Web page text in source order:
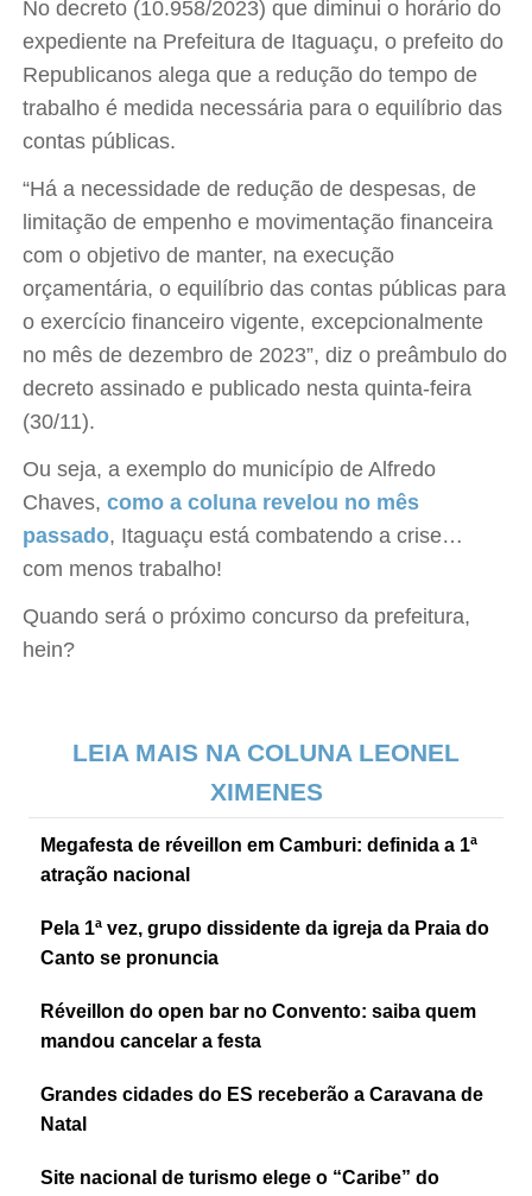
No decreto (10.958/2023) que diminui o horário do
expediente na Prefeitura de Itaguaçu, o prefeito do
Republicanos alega que a redução do tempo de
trabalho é medida necessária para o equilíbrio das
contas públicas.
“Há a necessidade de redução de despesas, de
limitação de empenho e movimentação financeira
com o objetivo de manter, na execução
orçamentária, o equilíbrio das contas públicas para
o exercício financeiro vigente, excepcionalmente
no mês de dezembro de 2023”, diz o preâmbulo do
decreto assinado e publicado nesta quinta-feira
(30/11).
Ou seja, a exemplo do município de Alfredo
Chaves,como a coluna revelou no mês
passado, Itaguaçu está combatendo a crise…
com menos trabalho!
Quando será o próximo concurso da prefeitura,
hein?
LEIA MAIS NA COLUNA LEONEL
XIMENES
Megafesta de réveillon em Camburi: definida a 1ª
atração nacional
Pela 1ª vez, grupo dissidente da igreja da Praia do
Canto se pronuncia
Réveillon do open bar no Convento: saiba quem
mandou cancelar a festa
Grandes cidades do ES receberão a Caravana de
Natal
Site nacional de turismo elege o “Caribe” do